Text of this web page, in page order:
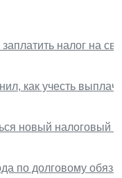
налог на
как учесть
новый налоговый
по долговому